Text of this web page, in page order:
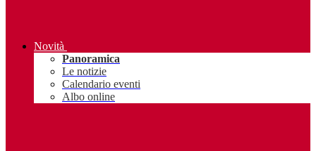
Novità
Panoramica
Le notizie
Calendario eventi
Albo online